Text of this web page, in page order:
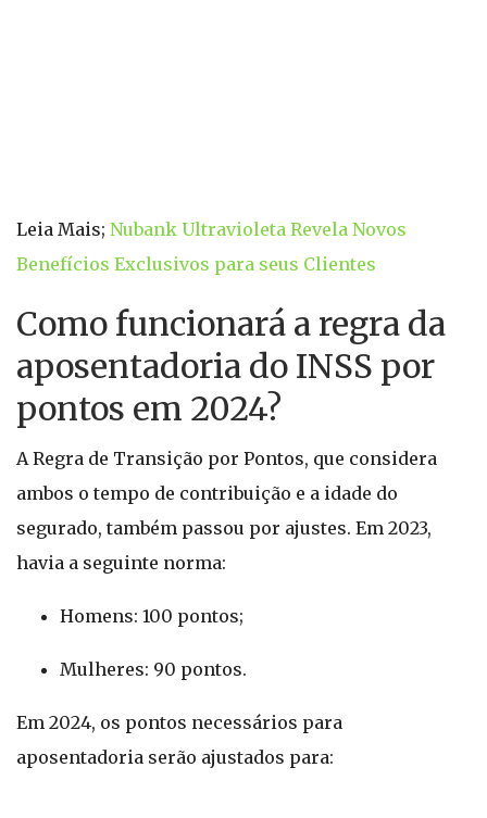
Leia Mais; Nubank Ultravioleta Revela Novos
Benefícios Exclusivos para seus Clientes
Como funcionará a regra da
aposentadoria do INSS por
pontos em 2024?
A Regra de Transição por Pontos, que considera
ambos o tempo de contribuição e a idade do
segurado, também passou por ajustes. Em 2023,
havia a seguinte norma:
Homens: 100 pontos;
Mulheres: 90 pontos.
Em 2024, os pontos necessários para
aposentadoria serão ajustados para: